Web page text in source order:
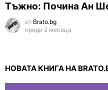
Тъжно: Почина Ан
от Brato.bg
преди 2 месеца
НОВАТА КНИГА НА